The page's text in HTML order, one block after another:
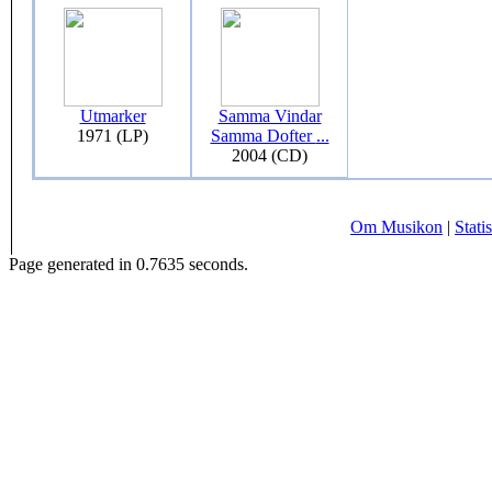
Utmarker
1971 (LP)
Samma Vindar
Samma Dofter ...
2004 (CD)
Om Musikon |
Page generated in 0.7635 seconds.